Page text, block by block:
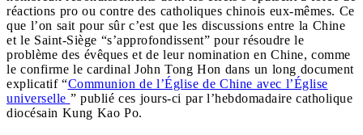
réactions pro ou contre des catholiques chinois eux-mêmes. Ce
que l’on sait pour sûr c’est que les discussions entre la Chine
et le Saint-Siège “s’approfondissent” pour résoudre le
problème des évêques et de leur nomination en Chine, comme
le confirme le cardinal John Tong Hon dans un long document
explicatif “Communion de l’Église de Chine avec l’Église
universelle ” publié ces jours-ci par l’hebdomadaire catholique
diocésain Kung Kao Po.